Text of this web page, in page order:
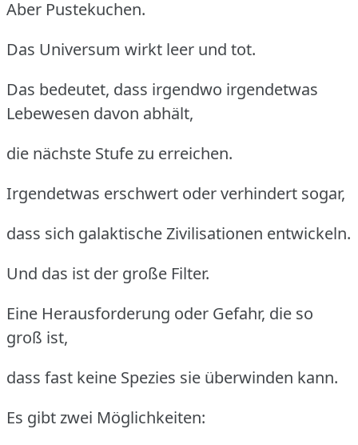
Aber Pustekuchen.
Das Universum wirkt leer und tot.
Das bedeutet, dass irgendwo irgendetwas
Lebewesen davon abhält,
die nächste Stufe zu erreichen.
Irgendetwas erschwert oder verhindert sogar,
dass sich galaktische Zivilisationen entwickeln.
Und das ist der große Filter.
Eine Herausforderung oder Gefahr, die so
groß ist,
dass fast keine Spezies sie überwinden kann.
Es gibt zwei Möglichkeiten: